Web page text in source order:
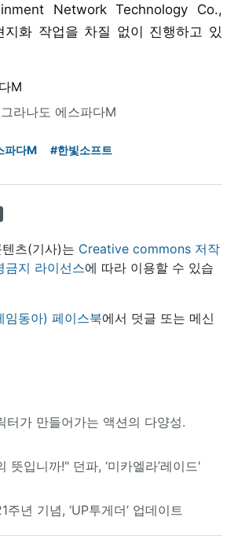
Network Technology Co.,
지화 작업을 차질 없이 진행하고 있
그라나도 에스파다M
파다M #한빛소프트
츠(기사)는 Creative commons 저작
금지 라이선스에 따라 이용할 수 있습
임동아) 페이스북에서 덧글 또는 메신
터가 만들어가는 액션의 다양성.
뜻입니까!" 던파, ‘미카엘라’레이드'
주년 기념, ‘UP투게더’ 업데이트